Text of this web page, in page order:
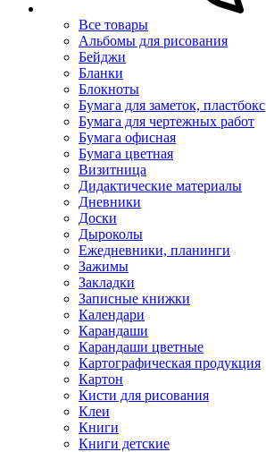
Все товары
Альбомы для рисования
Бейджи
Бланки
Блокноты
Бумага для заметок, пластбокс
Бумага для чертежных работ
Бумага офисная
Бумага цветная
Визитница
Дидактические материалы
Дневники
Доски
Дыроколы
Ежедневники, планинги
Зажимы
Закладки
Записные книжки
Календари
Карандаши
Карандаши цветные
Картографическая продукция
Картон
Кисти для рисования
Клеи
Книги
Книги детские